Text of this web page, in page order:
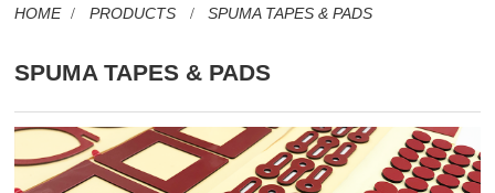
HOME PRODUCTS SPUMA TAPES & PADS
SPUMA TAPES & PADS